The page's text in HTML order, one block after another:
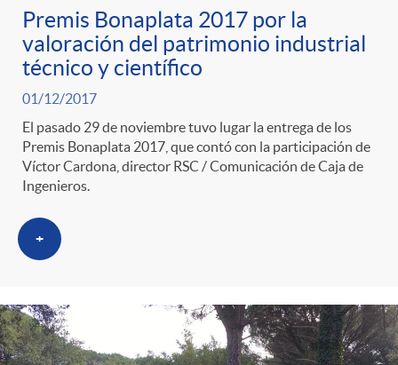
Premis Bonaplata 2017 por la
valoración del patrimonio industrial
técnico y científico
01/12/2017
El pasado 29 de noviembre tuvo lugar la entrega de los
Premis Bonaplata 2017, que contó con la participación de
Víctor Cardona, director RSC / Comunicación de Caja de
Ingenieros.
+